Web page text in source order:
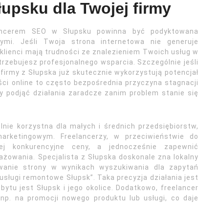
dla Twojej firmy
SEO w Słupsku powinna być podyktowana
Jeśli Twoja strona internetowa nie generuje
mają trudności ze znalezieniem Twoich usług w
profesjonalnego wsparcia. Szczególnie jeśli
z Słupska już skutecznie wykorzystują potencjał
online to często bezpośrednia przyczyna stagnacji
działania zaradcze zanim problem stanie się
korzystna dla małych i średnich przedsiębiorstw,
Freelancerzy, w przeciwieństwie do
konkurencyjne ceny, a jednocześnie zapewnić
Specjalista z Słupska doskonale zna lokalny
strony w wynikach wyszukiwania dla zapytań
remontowe Słupsk”. Taka precyzja działania jest
jest Słupsk i jego okolice. Dodatkowo, freelancer
na promocji nowego produktu lub usługi, co daje